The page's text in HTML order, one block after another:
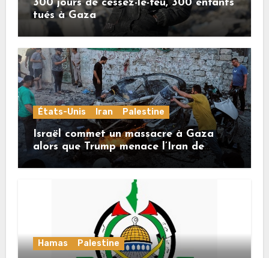
300 jours de cessez-le-feu, 300 enfants
tués à Gaza
États-Unis Iran Palestine
Israël commet un massacre à Gaza
alors que Trump menace l’Iran de
«décapitation»
Hamas Palestine